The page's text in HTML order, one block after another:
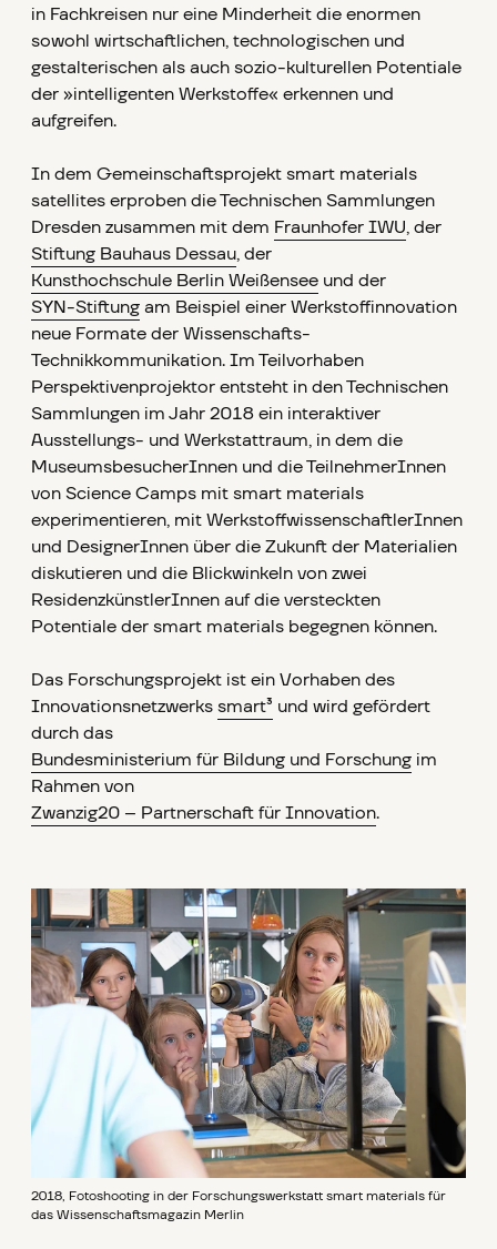
in Fachkreisen nur eine Minderheit die enormen
sowohl wirtschaftlichen, technologischen und
gestalterischen als auch sozio-kulturellen Potentiale
der »intelligenten Werkstoffe« erkennen und
aufgreifen.
In dem Gemeinschaftsprojekt smart materials
satellites erproben die Technischen Sammlungen
Dresden zusammen mit dem Fraunhofer IWU, der
Stiftung Bauhaus Dessau, der
Kunsthochschule Berlin Weißensee und der
SYN-Stiftung am Beispiel einer Werkstoffinnovation
neue Formate der Wissenschafts-
Technikkommunikation. Im Teilvorhaben
Perspektivenprojektor entsteht in den Technischen
Sammlungen im Jahr 2018 ein interaktiver
Ausstellungs- und Werkstattraum, in dem die
MuseumsbesucherInnen und die TeilnehmerInnen
von Science Camps mit smart materials
experimentieren, mit WerkstoffwissenschaftlerInnen
und DesignerInnen über die Zukunft der Materialien
diskutieren und die Blickwinkeln von zwei
ResidenzkünstlerInnen auf die versteckten
Potentiale der smart materials begegnen können.
Das Forschungsprojekt ist ein Vorhaben des
Innovationsnetzwerks smart³ und wird gefördert
durch das
Bundesministerium für Bildung und Forschung im
Rahmen von
Zwanzig20 – Partnerschaft für Innovation.
2018, Fotoshooting in der Forschungswerkstatt smart materials für
das Wissenschaftsmagazin Merlin